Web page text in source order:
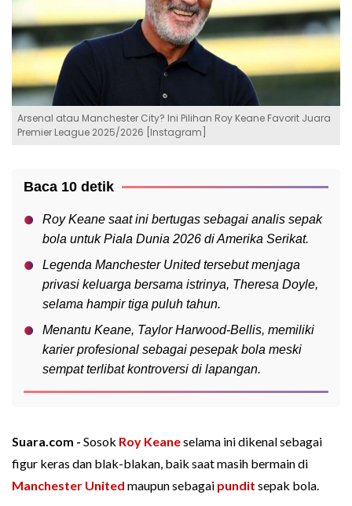
Arsenal atau Manchester City? Ini Pilihan Roy Keane Favorit Juara
Premier League 2025/2026 [Instagram]
Baca 10 detik
Roy Keane saat ini bertugas sebagai analis sepak
bola untuk Piala Dunia 2026 di Amerika Serikat.
Legenda Manchester United tersebut menjaga
privasi keluarga bersama istrinya, Theresa Doyle,
selama hampir tiga puluh tahun.
Menantu Keane, Taylor Harwood-Bellis, memiliki
karier profesional sebagai pesepak bola meski
sempat terlibat kontroversi di lapangan.
Suara.com - Sosok Roy Keaneselama ini dikenal sebagai
figur keras dan blak-blakan, baik saat masih bermain di
Manchester United maupun sebagai pundit sepak bola.